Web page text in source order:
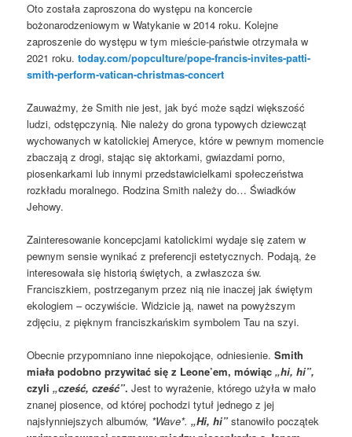
Oto została zaproszona do występu na koncercie
bożonarodzeniowym w Watykanie w 2014 roku. Kolejne
zaproszenie do występu w tym mieście-państwie otrzymała w
2021 roku.today.com/popculture/pope-francis-invites-patti-
smith-perform-vatican-christmas-concert
Zauważmy, że Smith nie jest, jak być może sądzi większość
ludzi, odstępczynią. Nie należy do grona typowych dziewcząt
wychowanych w katolickiej Ameryce, które w pewnym momencie
zbaczają z drogi, stając się aktorkami, gwiazdami porno,
piosenkarkami lub innymi przedstawicielkami społeczeństwa
rozkładu moralnego. Rodzina Smith należy do… Świadków
Jehowy.
Zainteresowanie koncepcjami katolickimi wydaje się zatem w
pewnym sensie wynikać z preferencji estetycznych. Podają, że
interesowała się historią świętych, a zwłaszcza św.
Franciszkiem, postrzeganym przez nią nie inaczej jak świętym
ekologiem – oczywiście. Widzicie ją, nawet na powyższym
zdjęciu, z pięknym franciszkańskim symbolem Tau na szyi.
Obecnie przypomniano inne niepokojące, odniesienie.Smith
miała podobno przywitać się z Leone’em, mówiąc„hi, hi”,
czyli„cześć, cześć”.Jest to wyrażenie, którego użyła w mało
znanej piosence, od której pochodzi tytuł jednego z jej
najsłynniejszych albumów, *Wave*. „Hi, hi” stanowiło początek